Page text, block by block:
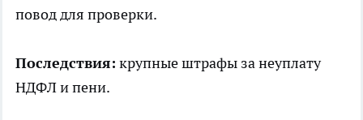
повод для проверки.
Последствия: крупные штрафы за неуплату
НДФЛ и пени.